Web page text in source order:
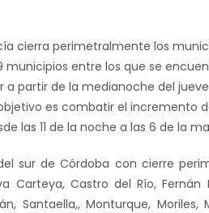
cierra perimetralmente los
municipios entre los que se
a partir de la medianoche del
es combatir el incremento
las 11 de la noche a las 6 de la
sur de Córdoba con cierre
Carteya, Castro del Río,
Santaella,, Monturque,